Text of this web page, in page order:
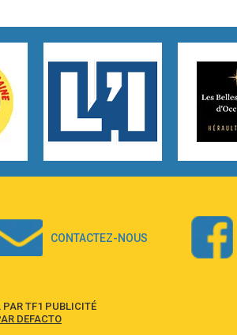
Gracie Abrams
I Knew It, I Knew You
Taylor Swift
How It Was Before
Heaven On Your Mind
Hate that i made you love me
CONTACTEZ-NOUS
PAR TF1 PUBLICITÉ
DEFACTO